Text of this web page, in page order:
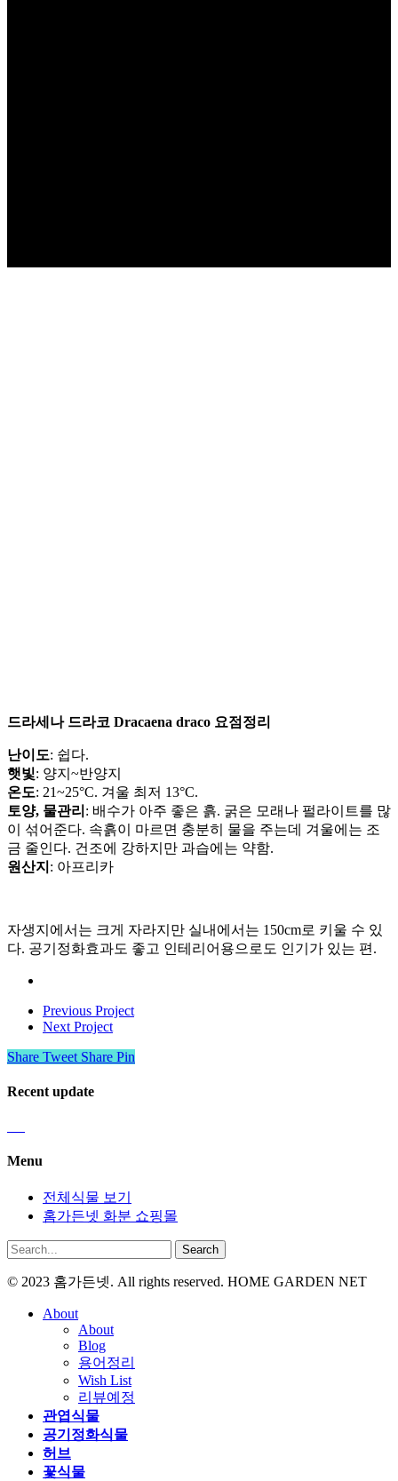
드라세나 드라코 Dracaena draco 요점정리
난이도: 쉽다.
햇빛: 양지~반양지
온도: 21~25°C. 겨울 최저 13°C.
토양, 물관리 : 배수가 아주 좋은 흙. 굵은 모래나 펄라이트를 많
이 섞어준다. 속흙이 마르면 충분히 물을 주는데 겨울에는 조
금 줄인다. 건조에 강하지만 과습에는 약함.
원산지 : 아프리카
자생지에서는 크게 자라지만 실내에서는 150cm로 키울 수 있
다. 공기정화효과도 좋고 인테리어용으로도 인기가 있는 편.
Previous Project
Next Project
Share Tweet Share Pin
Recent update
Menu
전체식물 보기
홈가든넷 화분 쇼핑몰
Search
© 2023 홈가든넷. All rights reserved. HOME GARDEN NET
About
About
Blog
용어정리
Wish List
리뷰예정
관엽식물
공기정화식물
허브
꽃식물